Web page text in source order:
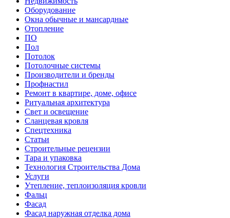
Оборудование
Окна обычные и мансардные
Отопление
ПО
Пол
Потолок
Потолочные системы
Производители и бренды
Профнастил
Ремонт в квартире, доме, офисе
Ритуальная архитектура
Свет и освещение
Сланцевая кровля
Спецтехника
Статьи
Строительные рецензии
Тара и упаковка
Технология Строительства Дома
Услуги
Утепление, теплоизоляция кровли
Фальц
Фасад
Фасад наружная отделка дома